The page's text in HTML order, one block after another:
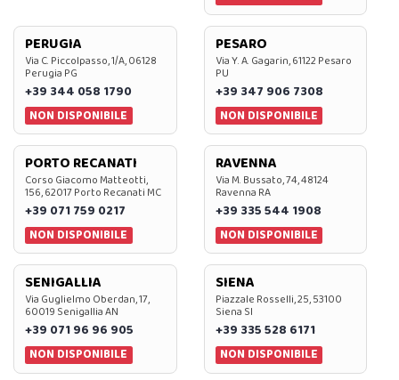
PERUGIA
Via C. Piccolpasso, 1/A, 06128
Perugia PG
+39 344 058 1790
NON DISPONIBILE
PESARO
Via Y. A. Gagarin, 61122 Pesaro
PU
+39 347 906 7308
NON DISPONIBILE
PORTO RECANATI
Corso Giacomo Matteotti,
156, 62017 Porto Recanati MC
+39 071 759 0217
NON DISPONIBILE
RAVENNA
Via M. Bussato, 74, 48124
Ravenna RA
+39 335 544 1908
NON DISPONIBILE
SENIGALLIA
Via Guglielmo Oberdan, 17,
60019 Senigallia AN
+39 071 96 96 905
NON DISPONIBILE
SIENA
Piazzale Rosselli, 25, 53100
Siena SI
+39 335 528 6171
NON DISPONIBILE